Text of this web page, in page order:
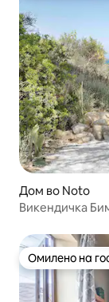
Дом во Noto
Викендичка
Омилено на
Омилено на